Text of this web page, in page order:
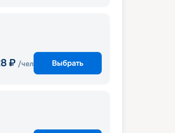
₽ /чел Выбрать